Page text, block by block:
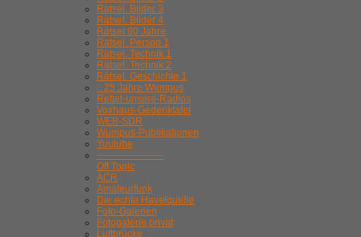
Rätsel. Bilder 3
Rätsel. Bilder 4
Rätsel 90 Jahre
Rätsel. Person 1
Rätsel. Technik 1
Rätsel. Technik 2
Rätsel. Geschichte 1
.. 25 Jahre Wumpus
Rettet-unsere-Radios
Voxhaus-Gedenktafel
WEB-SDR
Wumpus-Publikationen
Youtube
---------------------
Off Topic
ACR
Amateurfunk
Die echte Havelquelle
Foto-Galerien
Fotogalerie privat
Luftbrücke